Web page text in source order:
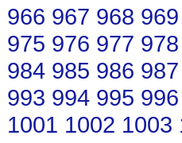
966 967 968 969
975 976 977 978
984 985 986 987
993 994 995 996
1001 1002 1003